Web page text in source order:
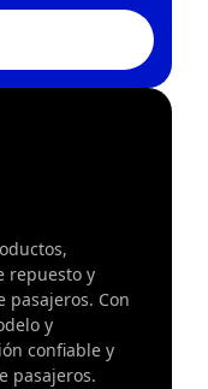
repuesto y
pasajeros. Con
y
confiable y
pasajeros.